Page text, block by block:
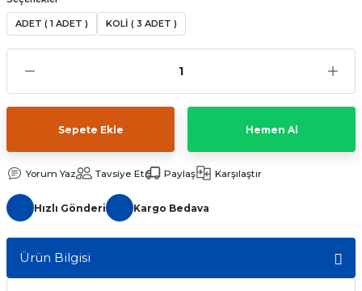
ADET ( 1 ADET ) KOLİ ( 3 ADET )
Sepete Ekle Hemen Al
Yorum Yaz Tavsiye Et Paylaş Karşılaştır
Hızlı Gönderi Kargo Bedava
Ürün Bilgisi